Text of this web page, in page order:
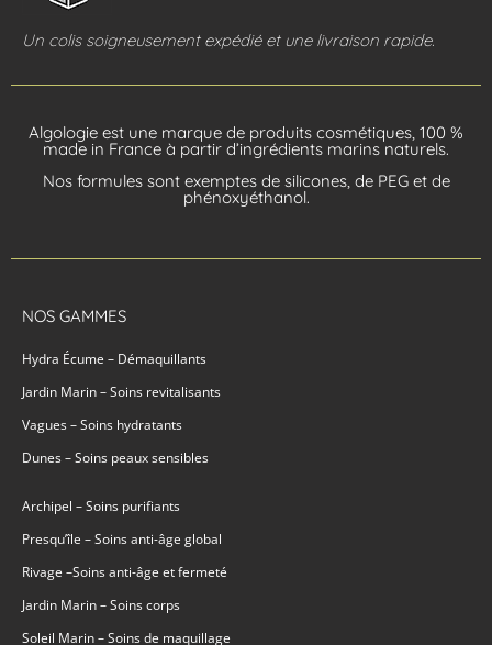
Un colis soigneusement expédié et une livraison rapide.
Algologie est une marque de produits cosmétiques, 100 %
made in France à partir d’ingrédients marins naturels.
Nos formules sont exemptes de silicones, de PEG et de
phénoxyéthanol.
NOS GAMMES
Hydra Écume – Démaquillants
Jardin Marin – Soins revitalisants
Vagues – Soins hydratants
Dunes – Soins peaux sensibles
Archipel – Soins purifiants
Presqu’île – Soins anti-âge global
Rivage –Soins anti-âge et fermeté
Jardin Marin – Soins corps
Soleil Marin – Soins de maquillage